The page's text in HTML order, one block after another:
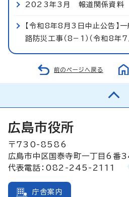
2023年3月 報道関係資料
【令和8年8月3日中止公告】
路防災工事（8−1）（令和8年
前のページへ戻る
広島市役所
〒730-8586
広島市中区国泰寺町一丁目6番
代表電話：082-245-2111
庁舎案内